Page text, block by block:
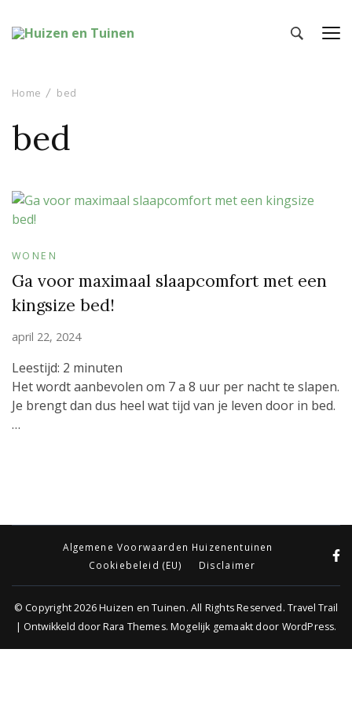
Home bed
bed
WONEN
Ga voor maximaal slaapcomfort met een
kingsize bed!
april 22, 2024
Leestijd: 2 minuten
Het wordt aanbevolen om 7 a 8 uur per nacht te slapen.
Je brengt dan dus heel wat tijd van je leven door in bed.
…
Algemene Voorwaarden Huizenentuinen
Cookiebeleid (EU)
Disclaimer
© Copyright 2026Huizen en Tuinen. All Rights Reserved.Travel Trail
| Ontwikkeld doorRara Themes. Mogelijk gemaakt door WordPress.